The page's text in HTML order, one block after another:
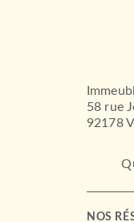
58 rue
92178
NOS